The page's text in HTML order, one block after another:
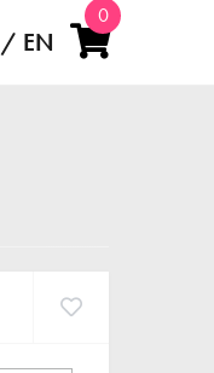
EN
0